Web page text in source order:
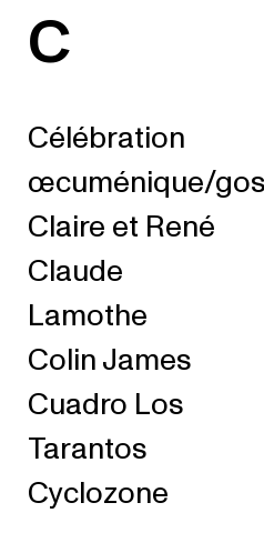
C
Célébration
œcuménique/
Claire et René
Claude
Lamothe
Colin James
Cuadro Los
Tarantos
Cyclozone